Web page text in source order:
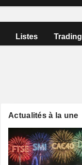
Listes Trading
Actualités à la une